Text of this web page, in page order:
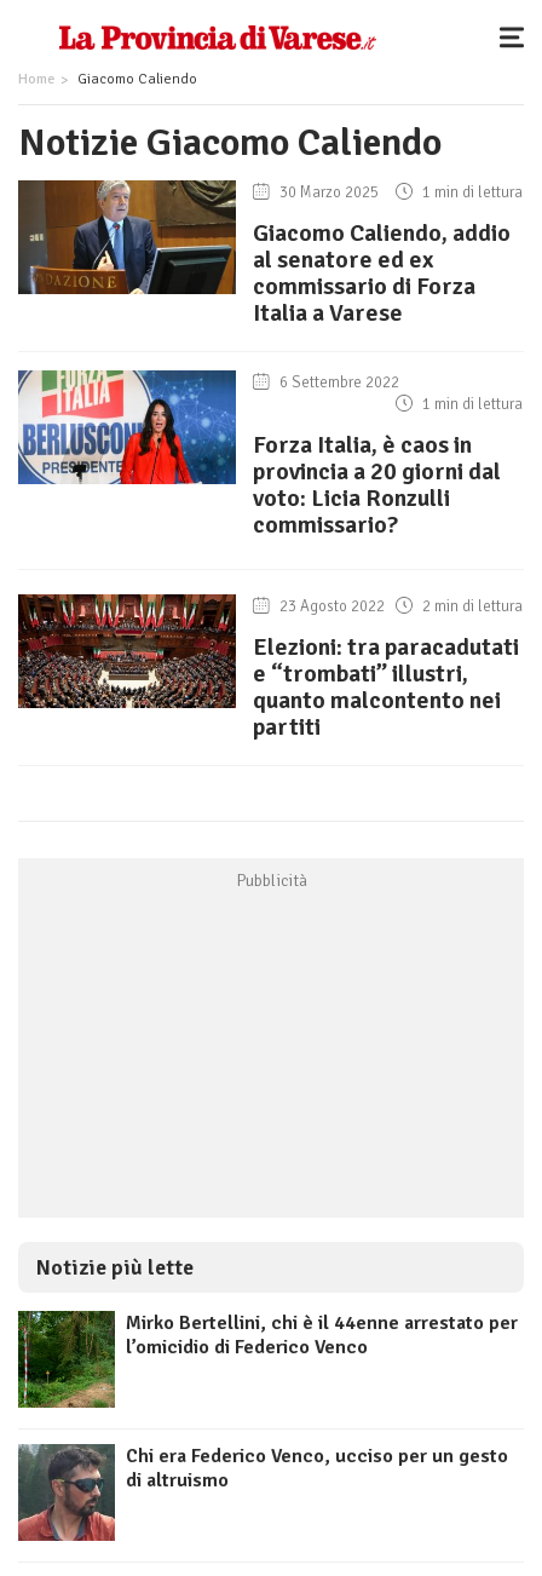
Home Giacomo Caliendo
Notizie Giacomo Caliendo
30 Marzo 2025 1 min di lettura
Giacomo Caliendo, addio
al senatore ed ex
commissario di Forza
Italia a Varese
6 Settembre 2022
1 min di lettura
Forza Italia, è caos in
provincia a 20 giorni dal
voto: Licia Ronzulli
commissario?
23 Agosto 2022 2 min di lettura
Elezioni: tra paracadutati
e “trombati” illustri,
quanto malcontento nei
partiti
Notizie più lette
Mirko Bertellini, chi è il 44enne arrestato per
l’omicidio di Federico Venco
Chi era Federico Venco, ucciso per un gesto
di altruismo